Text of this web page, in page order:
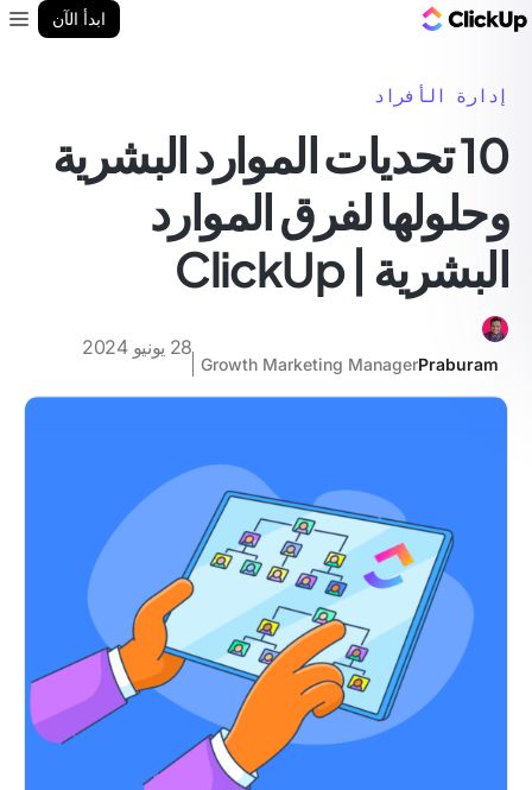
ابدأ الآن
إدارة الأفراد
10 تحديات الموارد البشرية
وحلولها لفرق الموارد
البشرية | ClickUp
Praburam
Growth Marketing Manager
28 يونيو 2024